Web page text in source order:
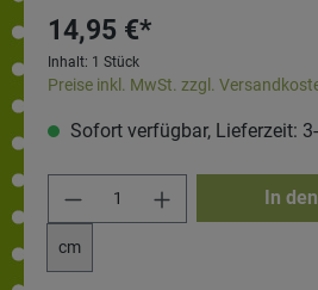
14,95 €*
Inhalt: 1 Stück
Preise inkl. MwSt. zzgl.
Sofort verfügbar, Lieferzeit:
cm
In